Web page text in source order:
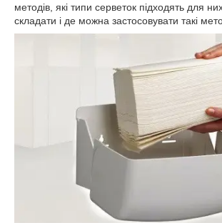
методів, які типи серветок підходять для
складати і де можна застосовувати такі